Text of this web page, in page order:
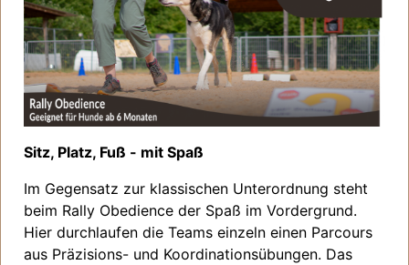
Sitz, Platz, Fuß - mit Spaß
Im Gegensatz zur klassischen Unterordnung steht
beim Rally Obedience der Spaß im Vordergrund.
Hier durchlaufen die Teams einzeln einen Parcours
aus Präzisions- und Koordinationsübungen. Das